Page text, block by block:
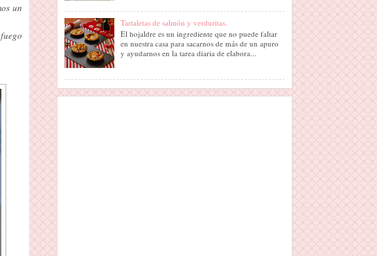
un
Tartaletas de salmón y verduritas.
El hojaldre es un ingrediente que no puede faltar
en nuestra casa para sacarnos de más de un apuro
y ayudarnos en la tarea diaria de elabora...